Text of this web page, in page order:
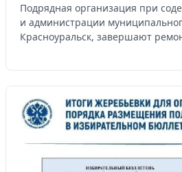
Подрядная организация при
и администрации
Красноуральск, завершают